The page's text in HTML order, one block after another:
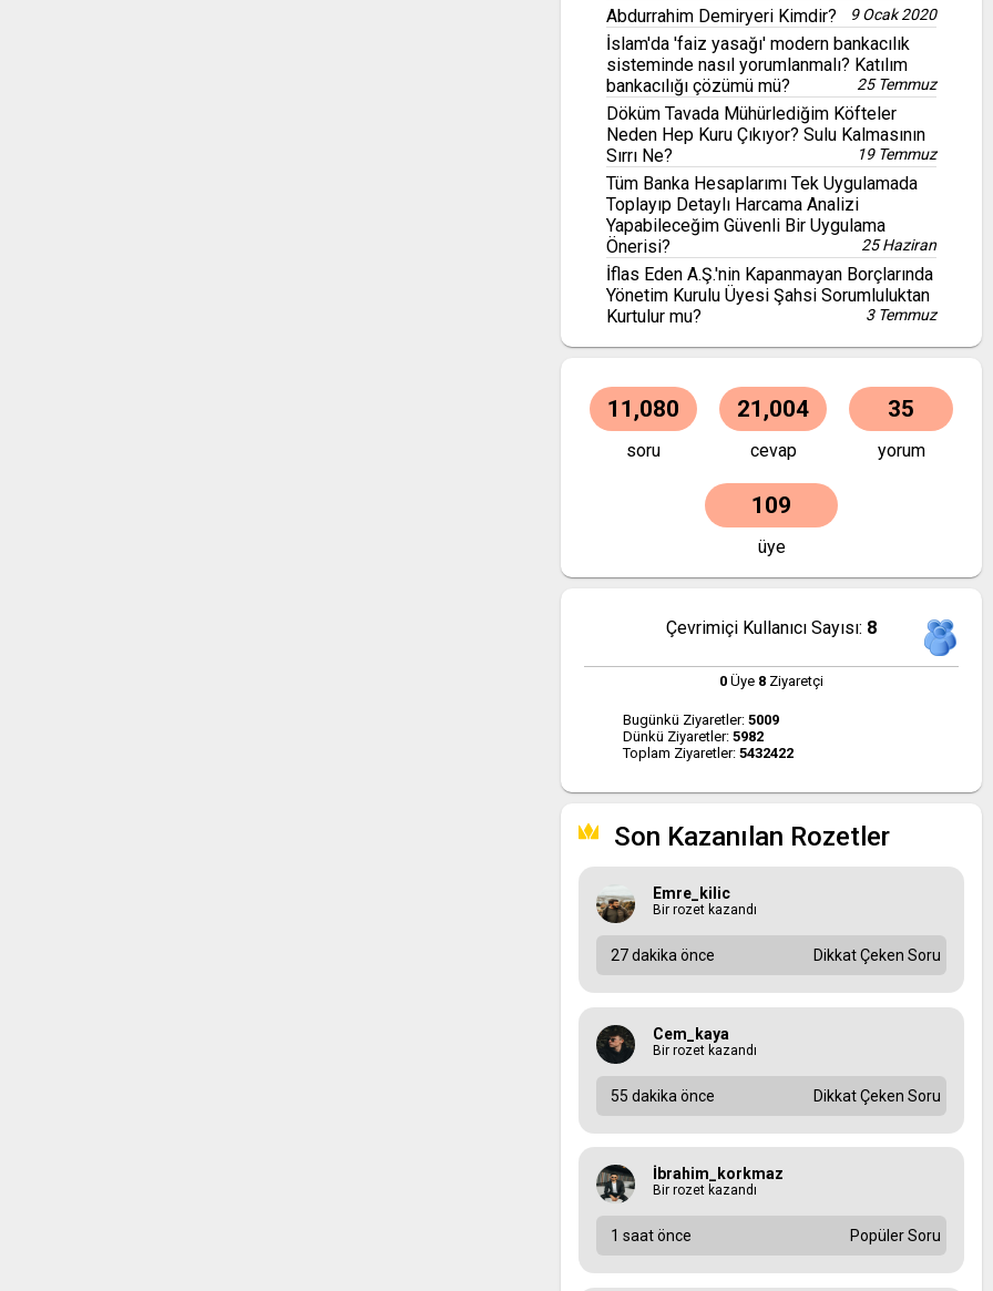
Abdurrahim Demiryeri Kimdir? 9 Ocak 2020
İslam'da 'faiz yasağı' modern bankacılık
sisteminde nasıl yorumlanmalı? Katılım
bankacılığı çözümü mü?
25 Temmuz
Döküm Tavada Mühürlediğim Köfteler
Neden Hep Kuru Çıkıyor? Sulu Kalmasının
Sırrı Ne?
19 Temmuz
Tüm Banka Hesaplarımı Tek Uygulamada
Toplayıp Detaylı Harcama Analizi
Yapabileceğim Güvenli Bir Uygulama
Önerisi?
25 Haziran
İflas Eden A.Ş.'nin Kapanmayan Borçlarında
Yönetim Kurulu Üyesi Şahsi Sorumluluktan
Kurtulur mu?
3 Temmuz
11,080
soru
21,004
cevap
35
yorum
109
üye
Çevrimiçi Kullanıcı Sayısı: 8
0 Üye 8 Ziyaretçi
Bugünkü Ziyaretler: 5009
Dünkü Ziyaretler: 5982
Toplam Ziyaretler: 5432422
Son Kazanılan Rozetler
Emre_kilic
Bir rozet kazandı
27 dakika önce Dikkat Çeken Soru
Cem_kaya
Bir rozet kazandı
55 dakika önce Dikkat Çeken Soru
İbrahim_korkmaz
Bir rozet kazandı
1 saat önce Popüler Soru